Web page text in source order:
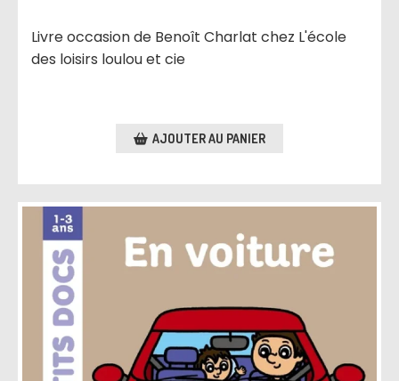
Livre occasion de Benoît Charlat chez L'école
des loisirs loulou et cie
AJOUTER AU PANIER